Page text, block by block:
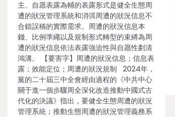
主、自愿表露為輔的表露形式是健全生態周
遭的狀況管理系統和消弭周遭的狀況信息不
合錯誤稱的實際需求。周遭的狀況信息本
錢、比例準繩以及規制形式轉型的束縛為周
遭的狀況信息依法表露強迫性與自愿性劃清
鴻溝。 【要害字】周遭的狀況信息；信息表
露；效能定位；周遭的狀況規制 2024年，
黨的二十屆三中全會經由過程的《中共中心
關于進一個步驟周全深化改造推動中國式古
代化的決議》指出，要健全生態周遭的狀況
管理系統；推動生態周遭的狀況管理義務系